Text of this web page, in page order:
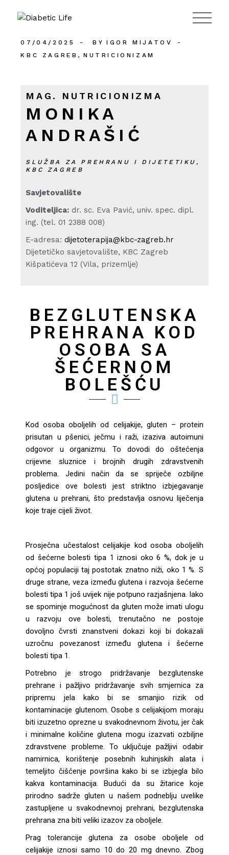
07/04/2025 BY IGOR MIJATOV
KBC ZAGREB
NUTRICIONIZAM
MAG. NUTRICIONIZMA
MONIKA
ANDRAŠIĆ
SLUŽBA ZA PREHRANU I DIJETETIKU,
KBC ZAGREB
Savjetovalište
Voditeljica: dr. sc. Eva Pavić, univ. spec. dipl.
ing. (tel. 01 2388 008)
E-adresa:dijetoterapija@kbc-zagreb.hr
Dijetetičko savjetovalište, KBC Zagreb
Kišpatićeva 12 (Vila, prizemlje)
BEZGLUTENSKA
PREHRANA KOD
OSOBA SA
ŠEĆERNOM
BOLEŠĆU
Kod osoba oboljelih od celijakije, gluten – protein
prisutan u pšenici, ječmu i raži, izaziva autoimuni
odgovor u organizmu. To dovodi do oštećenja
crijevne sluznice i brojnih drugih zdravstvenih
problema. Jedini način da se spriječe ozbiljne
posljedice ove bolesti jest striktno izbjegavanje
glutena u prehrani, što predstavlja osnovu liječenja
koje traje cijeli život.
Prosječna učestalost celijakije kod osoba oboljelih
od šećerne bolesti tipa 1 iznosi oko 6 %, dok je u
općoj populaciji taj postotak znatno niži, oko 1 %. S
druge strane, veza između glutena i razvoja šećerne
bolesti tipa 1 još uvijek nije potpuno razjašnjena. Iako
se spominje mogućnost da gluten može imati ulogu
u razvoju ove bolesti, trenutačno ne postoje
dovoljno čvrsti znanstveni dokazi koji bi dokazali
uzročnu povezanost između glutena i šećerne
bolesti tipa 1.
Potrebno je strogo pridržavanje bezglutenske
prehrane i pažljivo pridržavanje svih smjernica za
pripremu jela kako bi se smanjio rizik od
kontaminacije glutenom. Osobe s celijakijom moraju
biti izuzetno oprezne u svakodnevnom životu, jer čak
i minimalne količine glutena mogu izazvati ozbiljne
zdravstvene probleme. To uključuje pažljivi odabir
namirnica, korištenje posebnih kuhinjskih alata i
temeljito čišćenje površina kako bi se izbjegla bilo
kakva kontaminacija. Budući da su žitarice koje
prirodno sadrže gluten u našem podneblju uvelike
zastupljene u svakodnevnoj prehrani, bezglutenska
prehrana zna biti veliki izazov za oboljele.
Prag tolerancije glutena za osobe oboljele od
celijakije iznosi samo 10 do 20 mg dnevno. Zbog